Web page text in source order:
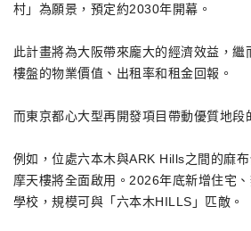
村」為願景，預定約2030年開幕。
此計畫將為大阪帶來龐大的經濟效益，繼
樓盤的物業價值、出租率和租金回報。
而東京都心大型再開發項目帶動優質地段
例如，位處六本木與ARK Hills之間的麻
摩天樓將全面啟用。2026年底新增住宅
學校，規模可與「六本木HILLS」匹敵。